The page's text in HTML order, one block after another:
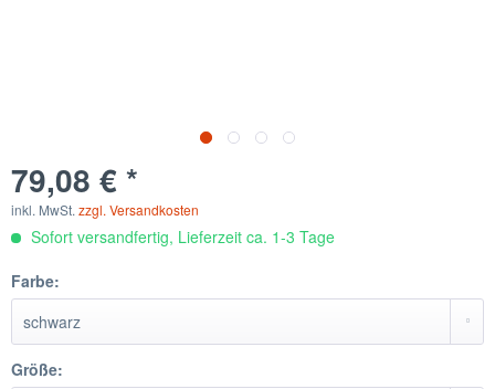
79,08 € *
inkl. MwSt. zzgl. Versandkosten
Sofort versandfertig, Lieferzeit ca. 1-3 Tage
Farbe:
Größe: